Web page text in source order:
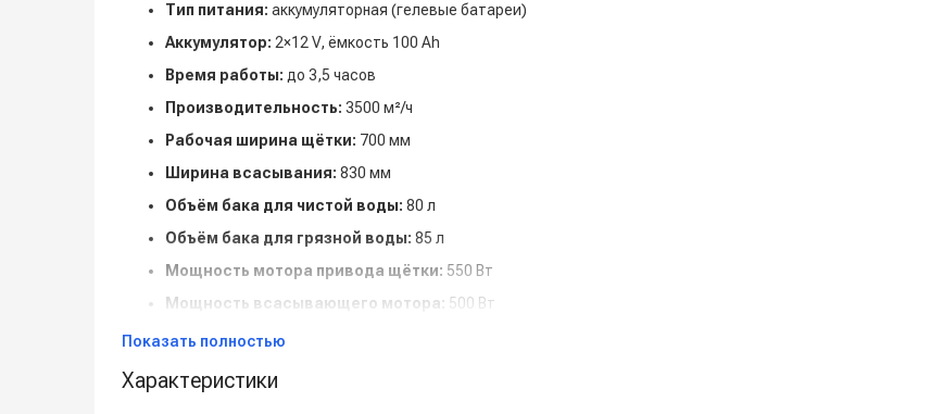
Тип питания: аккумуляторная (гелевые батареи)
Аккумулятор: 2×12 V, ёмкость 100 Ah
Время работы: до 3,5 часов
Производительность: 3500 м²/ч
Рабочая ширина щётки: 700 мм
Ширина всасывания: 830 мм
Объём бака для чистой воды: 80 л
Объём бака для грязной воды: 85 л
Мощность мотора привода щётки: 550 Вт
Мощность всасывающего мотора: 500 Вт
Масса:280 кг
Показать полностью
Характеристики